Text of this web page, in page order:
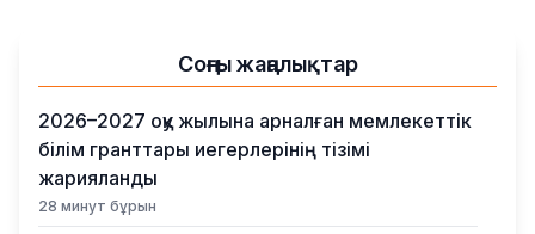
Соңғы жаңалықтар
2026–2027 оқу жылына арналған мемлекеттік
білім гранттары иегерлерінің тізімі
жарияланды
28 минут бұрын